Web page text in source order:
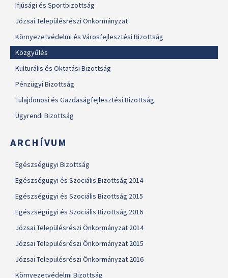
Ifjúsági és Sportbizottság
Józsai Településrészi Önkormányzat
Környezetvédelmi és Városfejlesztési Bizottság
Közgyűlés
Kulturális és Oktatási Bizottság
Pénzügyi Bizottság
Tulajdonosi és Gazdaságfejlesztési Bizottság
Ügyrendi Bizottság
ARCHÍVUM
Egészségügyi Bizottság
Egészségügyi és Szociális Bizottság 2014
Egészségügyi és Szociális Bizottság 2015
Egészségügyi és Szociális Bizottság 2016
Józsai Településrészi Önkormányzat 2014
Józsai Településrészi Önkormányzat 2015
Józsai Településrészi Önkormányzat 2016
Környezetvédelmi Bizottság